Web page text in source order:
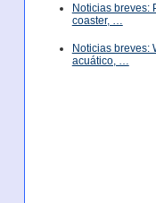
Noticias breves:
coaster, …
Noticias breves:
acuático, …